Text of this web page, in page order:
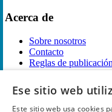
Acerca de
Sobre nosotros
Contacto
Reglas de publicación
Información legal
Privacidad
Ese sitio web
Este sitio web usa cookies